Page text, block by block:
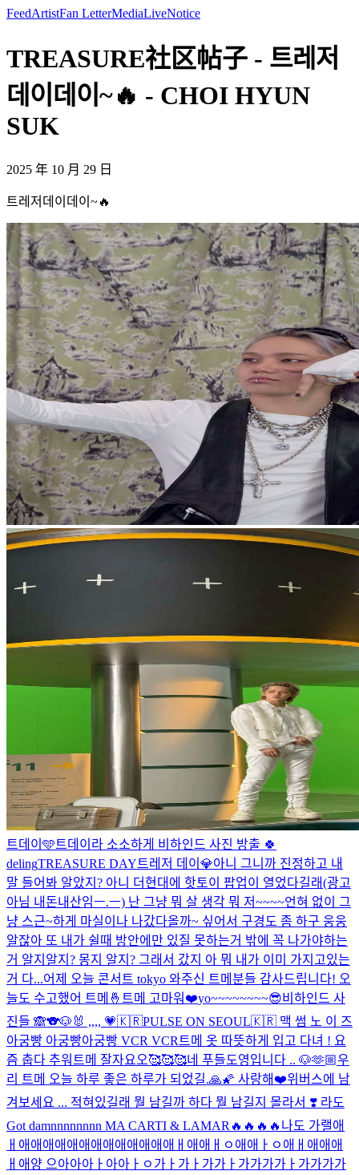
FeedArtistFan LetterMediaLiveNotice
TREASURE社区帖子 - 트레저
데이데이~🔥 - CHOI HYUN
SUK
2025 年 10 月 29 日
트레저데이데이~🔥
트데이🩵트데이라 소소하게 비하인드 사진 방출 🍀
delingTREASURE DAY트레저 데이💎아니 그니까 진정하고 내
말 들어봐 알았지? 아니 더현대에 핫토이 팝업이 열었다길래(광고
아님 내돈내산임ㅡ.ㅡ) 난 그냥 뭐 살 생각 뭐 저~~~~언혀 없이 그
냥 스근~하게 마실이나 나갔다올까~ 싶어서 구경도 좀 하구 웅웅
알잖아 또 내가 쉴때 방안에만 있질 못하는거 밖에 꼭 나가야하는
거 알지알지? 몽지 알지? 그래서 갔지 아 뭐 내가 이미 가지고있는
거 다...어제 오늘 콘서트 tokyo 와주신 트메분들 감사드립니다! 오
늘도 수고했어 트메🤞 트메 고마워❤️yo~~~~~~~~😎비하인드 사
진들 🙈🐨🐶🐰 ,,,, 💗🇰🇷PULSE ON SEOUL🇰🇷 맥 썸 노 이 즈
아궁빵 아궁빵아궁빵 VCR VCR 트메 옷 따뜻하게 입고 다녀 ! 요
즘 춥다 추워 트메 잘자요오🥰🥰🥰네 푸들도영입니다 .. 🐶🫶🏼우
리 트메 오늘 하루 좋은 하루가 되었길.🙏🌠 사랑해❤️위버스에 남
겨보세요 ... 적혀있길래 뭘 남길까 하다 뭘 남길지 몰라서 ❣️ 라도
Got damnnnnnnnn MA CARTI & LAMAR🔥🔥🔥🔥나도 가랠애
ㅐ애애애애애애애애애애애애애ㅐ애애ㅐㅇ애애ㅏㅇ애ㅐ애애애
ㅐ애양 으아아아ㅏ아아ㅏㅇ가ㅏ가ㅏ가가ㅏ가가가가ㅏ가가가가